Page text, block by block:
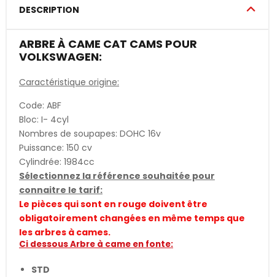
DESCRIPTION
ARBRE À CAME CAT CAMS POUR
VOLKSWAGEN:
Caractéristique origine:
Code: ABF
Bloc: I- 4cyl
Nombres de soupapes: DOHC 16v
Puissance: 150 cv
Cylindrée: 1984cc
Sélectionnez la référence souhaitée pour
connaitre le tarif:
Le pièces qui sont en rouge doivent être
obligatoirement changées en même temps que
les arbres à cames.
Ci dessous Arbre à came en fonte:
STD